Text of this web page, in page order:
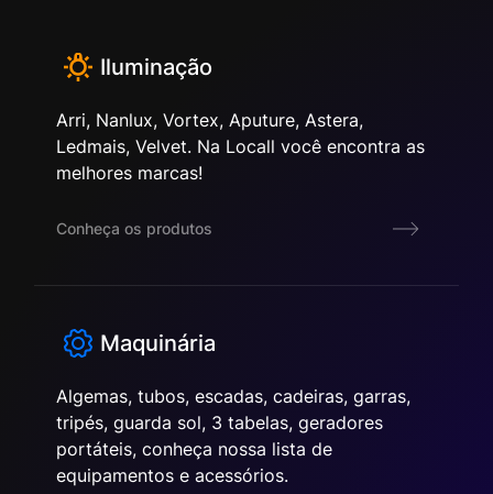
Iluminação
Arri, Nanlux, Vortex, Aputure, Astera,
Ledmais, Velvet. Na Locall você encontra as
melhores marcas!
Conheça os produtos
Maquinária
Algemas, tubos, escadas, cadeiras, garras,
tripés, guarda sol, 3 tabelas, geradores
portáteis, conheça nossa lista de
equipamentos e acessórios.